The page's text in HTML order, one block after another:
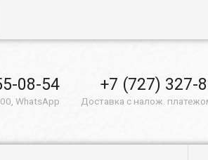
08-54
WhatsApp
+7 (727) 327-
Доставка с налож.